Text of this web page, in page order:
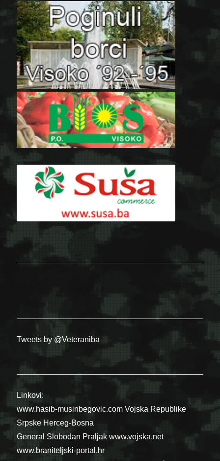
Tweets by @Veteraniba
Linkovi:
www.hasib-musinbegovic.com Vojska Republike
Srpske Herceg-Bosna
General Slobodan Praljak www.vojska.net
www.braniteljski-portal.hr